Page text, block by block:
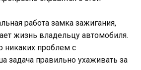
работа замка зажигания,
жизнь владельцу автомобиля.
никаких проблем с
задача правильно ухаживать за